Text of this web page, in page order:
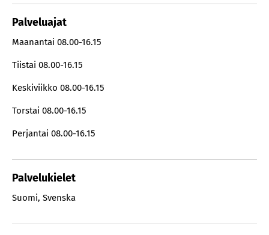
Palveluajat
Maanantai 08.00-16.15
Tiistai 08.00-16.15
Keskiviikko 08.00-16.15
Torstai 08.00-16.15
Perjantai 08.00-16.15
Palvelukielet
Suomi, Svenska